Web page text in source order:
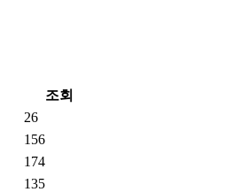
조회
26
156
174
135